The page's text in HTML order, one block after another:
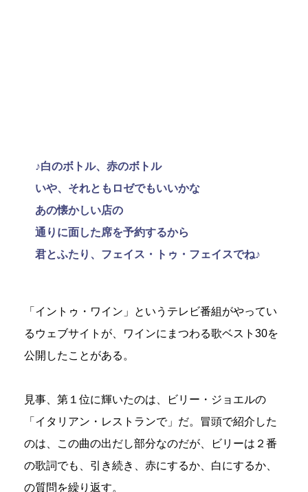
♪白のボトル、赤のボトル
いや、それともロゼでもいいかな
あの懐かしい店の
通りに面した席を予約するから
君とふたり、フェイス・トゥ・フェイスでね♪
「イントゥ・ワイン」というテレビ番組がやってい
るウェブサイトが、ワインにまつわる歌ベスト30を
公開したことがある。
見事、第１位に輝いたのは、ビリー・ジョエルの
「イタリアン・レストランで」だ。冒頭で紹介した
のは、この曲の出だし部分なのだが、ビリーは２番
の歌詞でも、引き続き、赤にするか、白にするか、
の質問を繰り返す。